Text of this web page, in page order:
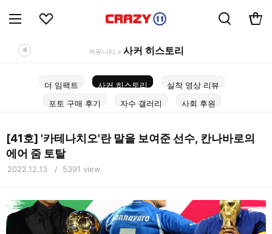
커뮤니티 > 사커 히스토리
◀
더 임팩트 사커 히스토리
실착 영상 리뷰
포토 구매 후기
자수 갤러리 사회 후원
[41호] '카테나치오'란 말을 보여준 선수, 칸나바로의
에어 줌 토탈
2022.12.13 / 5391 view